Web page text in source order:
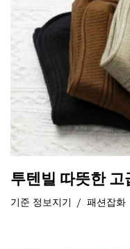
투텐빌 따뜻한
기준 정보지기 패션잡화